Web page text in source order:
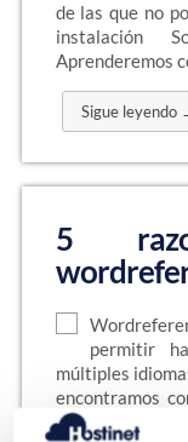
de las que no
instalación
Aprenderemos
Sigue leyendo
5
permitir
múltiples
encontramos
traducción